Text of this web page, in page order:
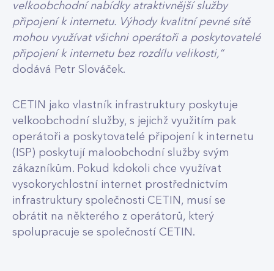
velkoobchodní nabídky atraktivnější služby
připojení k internetu. Výhody kvalitní pevné sítě
mohou využívat všichni operátoři a poskytovatelé
připojení k internetu bez rozdílu velikosti,“
dodává Petr Slováček.
CETIN jako vlastník infrastruktury poskytuje
velkoobchodní služby, s jejichž využitím pak
operátoři a poskytovatelé připojení k internetu
(ISP) poskytují maloobchodní služby svým
zákazníkům. Pokud kdokoli chce využívat
vysokorychlostní internet prostřednictvím
infrastruktury společnosti CETIN, musí se
obrátit na některého z operátorů, který
spolupracuje se společností CETIN.